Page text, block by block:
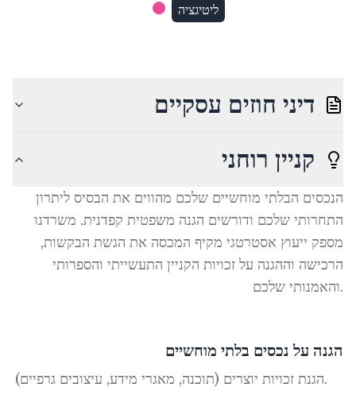
ליטיגציה
דיני חוזים עסקיים
קניין רוחני
הנכסים הבלתי מוחשיים שלכם מהווים את הבסיס ליתרון
התחרותי שלכם ודורשים הגנה משפטית קפדנית. משרדנו
מספק ייעוץ אסטרטגי מקיף המכסה את הגשת הבקשות,
הרכישה וההגנה על זכויות הקניין התעשייתי והספרותי
והאמנותי שלכם.
הגנה על נכסים בלתי מוחשיים
הגנת זכויות יוצרים (תוכנה, מאגרי מידע, עיצובים גרפיים).